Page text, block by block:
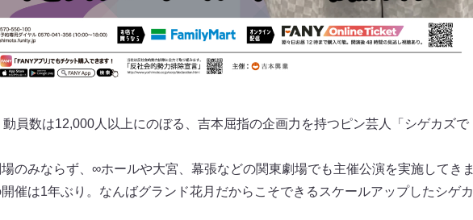
員数は12,000人以上にのぼる、吉本屈指の企画力を持つピン芸人「シゲカズで
のみならず、∞ホールや大宮、幕張などの関東劇場でも主催公演を実施してきま
催は1年ぶり。なんばグランド花月だからこそできるスケールアップしたシゲカ